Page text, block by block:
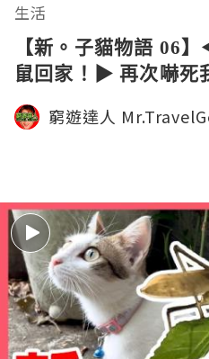
生活
【新。子貓物語 06
鼠回家！▶︎ 再次嚇死
中字
窮遊達人